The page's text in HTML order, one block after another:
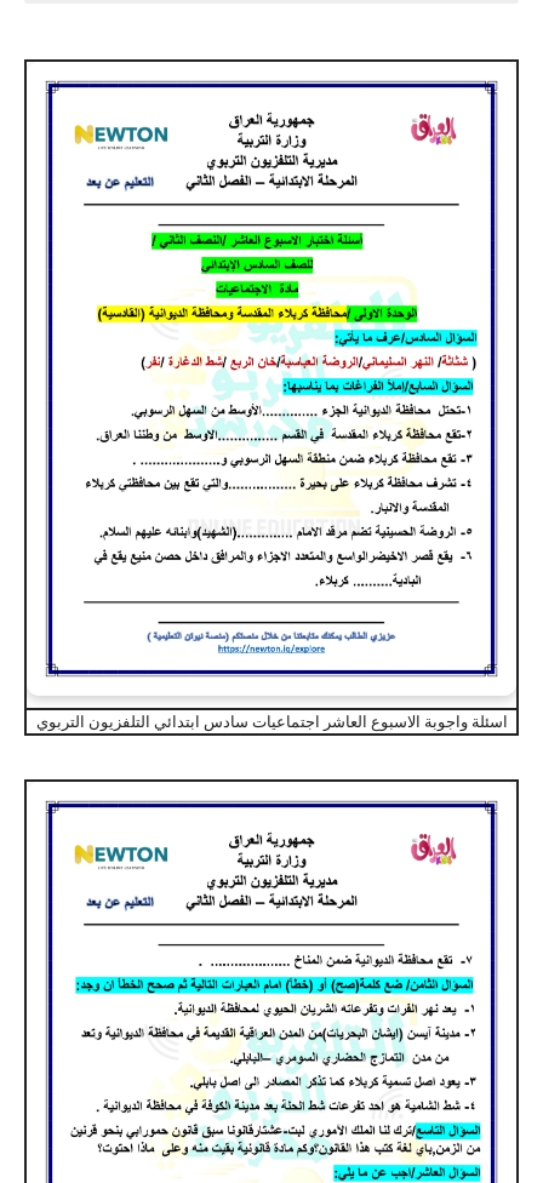
اسئلة واجوبة الاسبوع العاشر اجتماعيات سادس ابتدائي التلفزيون التربوي